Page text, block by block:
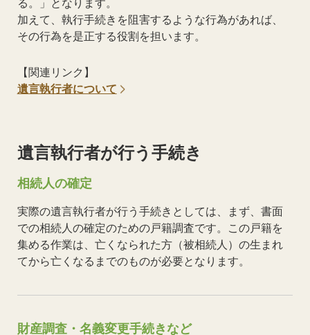
る。」となります。
加えて、執行手続きを阻害するような行為があれば、
その行為を是正する役割を担います。
【関連リンク】
遺言執行者について
遺言執行者が行う手続き
相続人の確定
実際の遺言執行者が行う手続きとしては、まず、書面
での相続人の確定のための戸籍調査です。この戸籍を
集める作業は、亡くなられた方（被相続人）の生まれ
てから亡くなるまでのものが必要となります。
財産調査・名義変更手続きなど